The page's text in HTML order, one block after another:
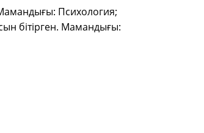
Психология;
бітірген. Мамандығы: